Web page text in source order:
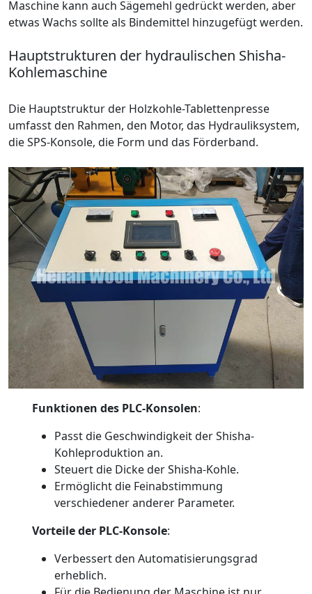
Maschine kann auch Sägemehl gedrückt werden, aber
etwas Wachs sollte als Bindemittel hinzugefügt werden.
Hauptstrukturen der hydraulischen Shisha-
Kohlemaschine
Die Hauptstruktur der Holzkohle-Tablettenpresse
umfasst den Rahmen, den Motor, das Hydrauliksystem,
die SPS-Konsole, die Form und das Förderband.
Funktionen des PLC-Konsolen:
Passt die Geschwindigkeit der Shisha-
Kohleproduktion an.
Steuert die Dicke der Shisha-Kohle.
Ermöglicht die Feinabstimmung
verschiedener anderer Parameter.
Vorteile der PLC-Konsole:
Verbessert den Automatisierungsgrad
erheblich.